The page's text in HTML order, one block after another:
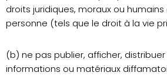
droits juridiques, moraux ou
personne (tels que le droit à la vie
(b) ne pas publier, afficher,
informations ou matériaux